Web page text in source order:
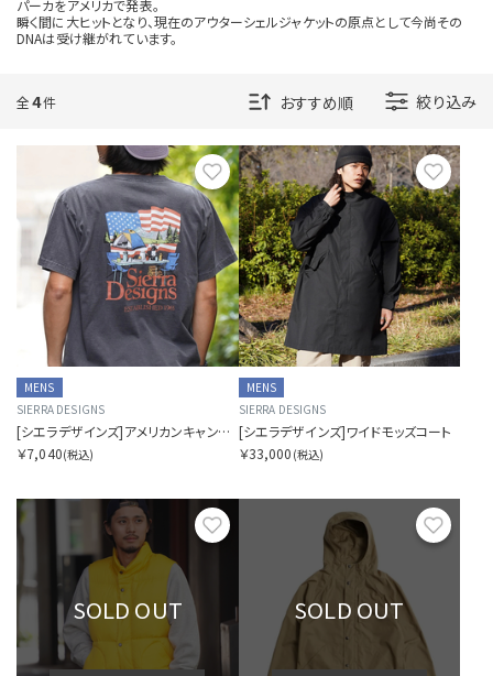
在庫を指定する
商品ステータスを指定する
表示順を指定する
表示件数を指定する
パーカをアメリカで発表。
瞬く間に大ヒットとなり、現在のアウターシェルジャケットの原点として今尚その
DNAは受け継がれています。
全4件 絞り込み
お気に入り
MENS
SIERRA DESIGNS
[シエラデザインズ]アメリカンキャンプスタイルTシャツ
￥7,040(税込)
お気
MENS
SIERRA DESIGNS
[シエラデザインズ]ワイドモッズコート
￥33,000 (税込)
お気に入り
SOLD OUT SOLD OUT